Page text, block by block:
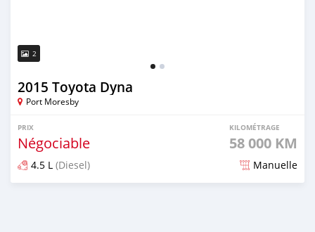
2
2015 Toyota Dyna
Port Moresby
PRIX
Négociable
KILOMÉTRAGE
58 000 KM
4.5 L (Diesel) Manuelle